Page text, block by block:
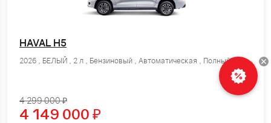
HAVAL H5
2026 , БЕЛЫЙ , 2 л , Бензиновый , Автоматическая , Полный
4 299 000 ₽
4 149 000 ₽